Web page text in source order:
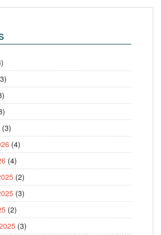
(3)
(4)
(4)
(2)
(3)
(2)
(3)